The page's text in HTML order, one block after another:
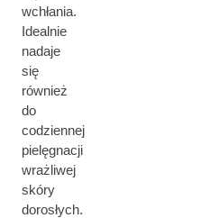
wchłania.
Idealnie
nadaje
się
również
do
codziennej
pielęgnacji
wrażliwej
skóry
dorosłych.